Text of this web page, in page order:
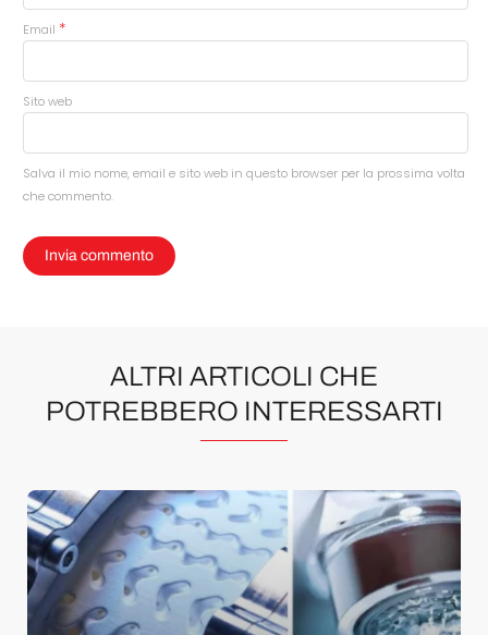
Email *
Sito web
Salva il mio nome, email e sito web in questo browser per la prossima volta
che commento.
ALTRI ARTICOLI CHE
POTREBBERO INTERESSARTI